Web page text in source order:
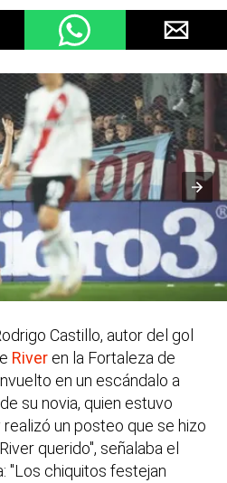
Castillo, autor del gol
River en la Fortaleza de
en un escándalo a
su novia, quien estuvo
un posteo que se hizo
querido", señalaba el
"Los chiquitos festejan